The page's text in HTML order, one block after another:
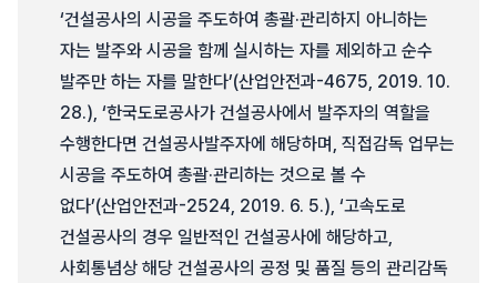
‘건설공사의 시공을 주도하여 총괄·관리하지 아니하는
자는 발주와 시공을 함께 실시하는 자를 제외하고 순수
발주만 하는 자를 말한다’(산업안전과-4675, 2019. 10.
28.), ‘한국도로공사가 건설공사에서 발주자의 역할을
수행한다면 건설공사발주자에 해당하며, 직접감독 업무는
시공을 주도하여 총괄·관리하는 것으로 볼 수
없다’(산업안전과-2524, 2019. 6. 5.), ‘고속도로
건설공사의 경우 일반적인 건설공사에 해당하고,
사회통념상 해당 건설공사의 공정 및 품질 등의 관리감독